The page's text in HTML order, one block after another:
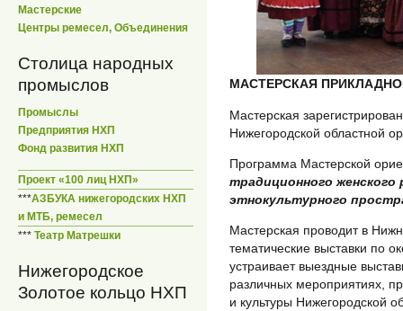
Мастерские
Центры ремесел, Объединения
Столица народных
промыслов
Промыслы
Предприятия НХП
Фонд развития НХП
Проект «100 лиц НХП»
***АЗБУКА нижегородских НХП
и МТБ, ремесел
*** Театр Матрешки
Нижегородское
Золотое кольцо НХП
МАСТЕРСКАЯ
Мастерская
Нижегородской областной
Программа Мастерской
традиционного
этнокультурного
Мастерская проводит в
тематические выставки по
устраивает выездные
различных мероприятиях,
и культуры Нижегородской